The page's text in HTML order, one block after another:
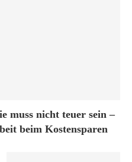
muss nicht teuer sein –
beim Kostensparen